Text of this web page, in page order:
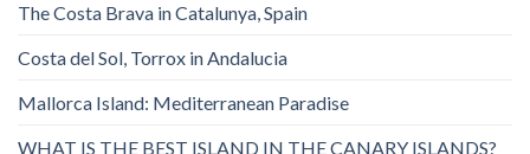
The Costa Brava in Catalunya, Spain
Costa del Sol, Torrox in Andalucia
Mallorca Island: Mediterranean Paradise
WHAT IS THE BEST ISLAND IN THE CANARY ISLANDS?